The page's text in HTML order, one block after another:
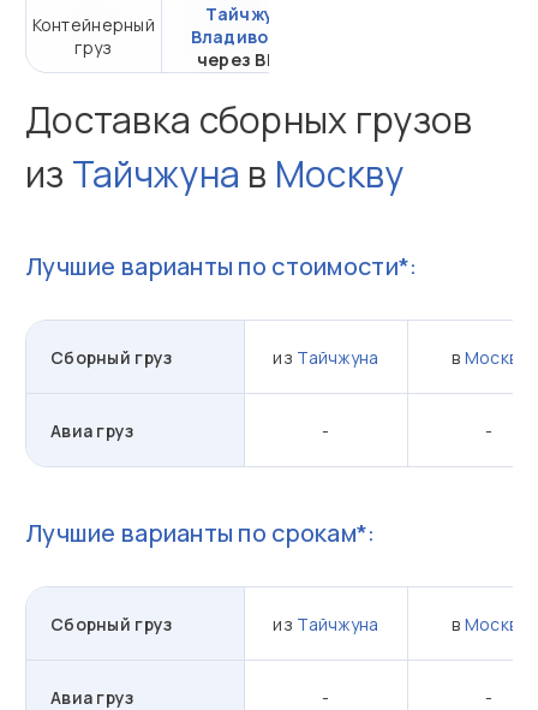
Контейнерный
груз
Тайчжун -
Владивосток
через ВМТП
Доставка сборных грузов
из Тайчжуна в Москву
Лучшие варианты по стоимости*:
Сборный груз из Тайчжуна в Москву
Авиа груз - -
Лучшие варианты по срокам*:
Сборный груз из Тайчжуна в Москву
Авиа груз - -